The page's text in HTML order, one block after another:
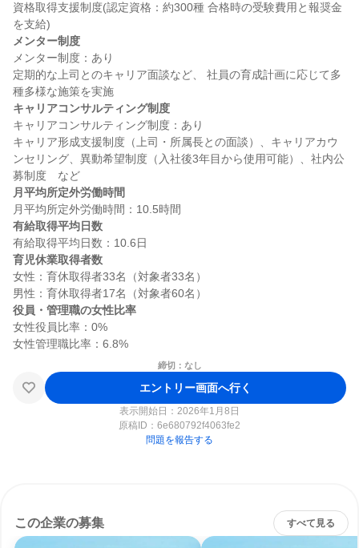
資格取得支援制度(認定資格：約300種 合格時の受験費用と報奨金
メンター制度
メンター制度：あり
定期的な上司とのキャリア面談など、 社員の育成計画に応じて多
キャリアコンサルティング制度
キャリアコンサルティング制度：あり
キャリア形成支援制度（上司・所属長との面談）、キャリアカウ
ンセリング、異動希望制度（入社後3年目から使用可能）、社内公
月平均所定外労働時間
有給取得平均日数
育児休業取得者数
女性：育休取得者33名（対象者33名）
役員・管理職の女性比率
女性役員比率：0%
締切：なし
エントリー画面へ行く
表示開始日：2026年1月8日
原稿ID： 6e680792f4063fe2
問題を報告する
この企業の募集 すべて見る